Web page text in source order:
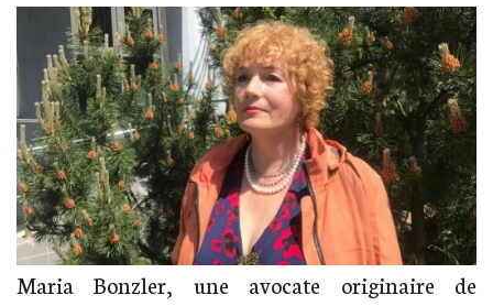
Maria Bonzler, une avocate originaire de